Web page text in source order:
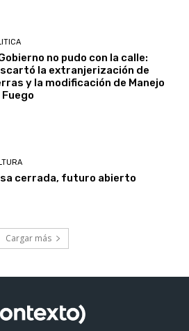
no pudo con la calle:
la extranjerización de
y la modificación de Manejo
Fuego
cerrada, futuro abierto
Cargar más